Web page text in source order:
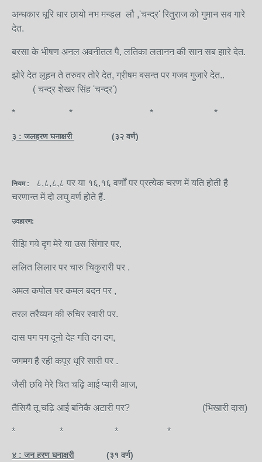
अन्धकार धूरि धार छायो नभ मन्डल लौ ,'चन्द्र' रितुराज को गुमान सब गारे
देत.
बरसा के भीषण अनल अवनीतल पै, लतिका लतानन की सान सब झारे देत.
झोरे देत लूहन ते तरुवर तोरे देत, ग्रीषम बसन्त पर गजब गुजारे देत..
( चन्द्र शेखर सिंह 'चन्द्र')
* * * *
३ : जलहरण घनाक्षरी (३२ वर्ण)
नियम :
८,८,८,८ पर या १६,१६ वर्णों पर प्रत्येक चरण में यति होती है
चरणान्त में दो लघु वर्ण होते हैं.
उदहारण:
रीझि गये दृग मेरे या उस सिंगार पर,
ललित लिलार पर चारु चिकुरारी पर .
अमल कपोल पर कमल बदन पर ,
तरल तरैय्यन की रुचिर रवारी पर.
दास पग पग दूनो देह गति दग दग,
जगमग है रही कपूर धूरि सारी पर .
जैसी छबि मेरे चित चढ़ि आई प्यारी आज,
तैसियै तू चढ़ि आई बनिकै अटारी पर? (भिखारी दास)
* * * *
४ : जन हरण घनाक्षरी(३१ वर्ण)